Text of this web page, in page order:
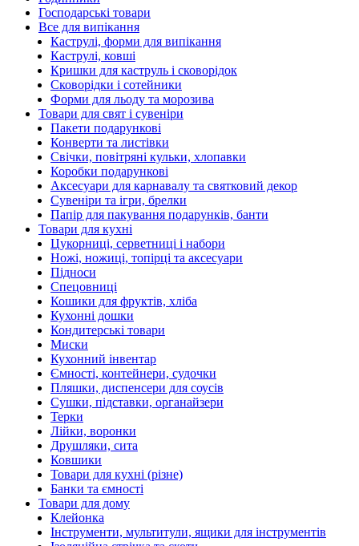
Господарські товари
Все для випікання
Каструлі, форми для випікання
Каструлі, ковші
Кришки для каструль і сковорідок
Сковорідки і сотейники
Форми для льоду та морозива
Товари для свят і сувеніри
Пакети подарункові
Конверти та листівки
Свічки, повітряні кульки, хлопавки
Коробки подарункові
Аксесуари для карнавалу та святковий декор
Сувеніри та ігри, брелки
Папір для пакування подарунків, банти
Товари для кухні
Цукорниці, серветниці і набори
Ножі, ножиці, топірці та аксесуари
Підноси
Спецовниці
Кошики для фруктів, хліба
Кухонні дошки
Кондитерські товари
Миски
Кухонний інвентар
Ємності, контейнери, судочки
Пляшки, диспенсери для соусів
Сушки, підставки, органайзери
Терки
Лійки, воронки
Друшляки, сита
Ковшики
Товари для кухні (різне)
Банки та ємності
Товари для дому
Клейонка
Інструменти, мультитули, ящики для інструментів